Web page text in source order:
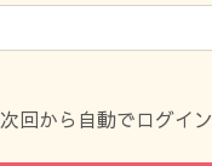
次回から自動でログイン